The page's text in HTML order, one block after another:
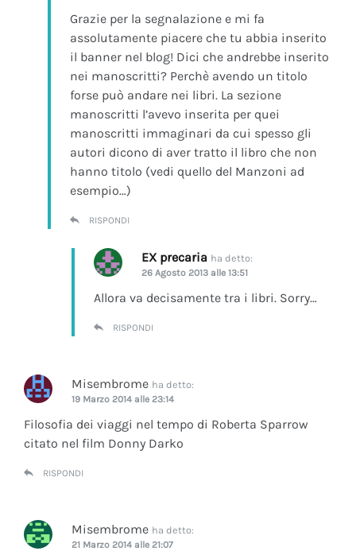
Grazie per la segnalazione e mi fa
assolutamente piacere che tu abbia inserito
il banner nel blog! Dici che andrebbe inserito
nei manoscritti? Perchè avendo un titolo
forse può andare nei libri. La sezione
manoscritti l’avevo inserita per quei
manoscritti immaginari da cui spesso gli
autori dicono di aver tratto il libro che non
hanno titolo (vedi quello del Manzoni ad
esempio…)
RISPONDI
EX precaria ha detto:
26 Agosto 2013 alle 13:51
Allora va decisamente tra i libri. Sorry…
RISPONDI
Misembrome ha detto:
19 Marzo 2014 alle 23:14
Filosofia dei viaggi nel tempo di Roberta Sparrow
citato nel film Donny Darko
RISPONDI
Misembrome ha detto:
21 Marzo 2014 alle 21:07